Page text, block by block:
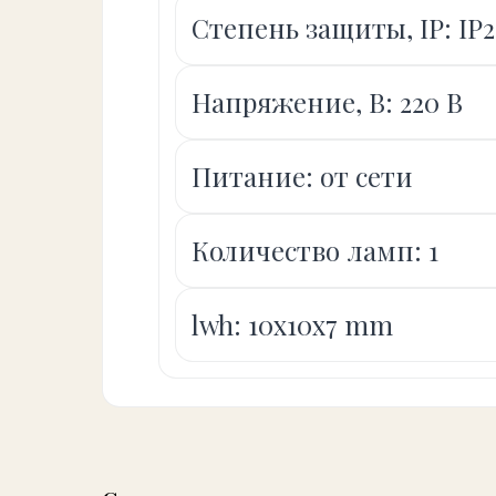
Степень защиты, IP:
Напряжение, В: 220 В
Питание: от сети
Количество ламп: 1
lwh: 10x10x7 mm